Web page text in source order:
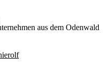
aus dem Odenwald